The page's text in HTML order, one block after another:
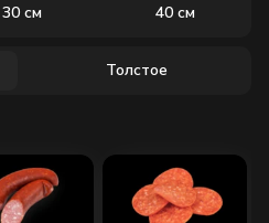
30 см 40 см
Толстое